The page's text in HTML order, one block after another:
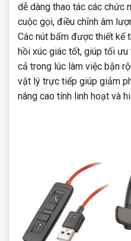
dễ dàng thao tác các chức
cuộc gọi, điều chỉnh âm
Các nút bấm được thiết kế
hồi xúc giác tốt, giúp tối
cả trong lúc làm việc bận
vật lý trực tiếp giúp giảm
nâng cao tính linh hoạt và